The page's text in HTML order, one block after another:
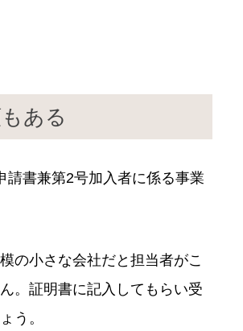
ある
請書兼第2号加入者に係る事業
の小さな会社だと担当者がこ
。証明書に記入してもらい受
う。